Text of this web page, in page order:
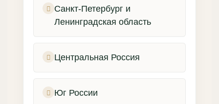
Санкт-Петербург и
Ленинградская область
Центральная Россия
Юг России